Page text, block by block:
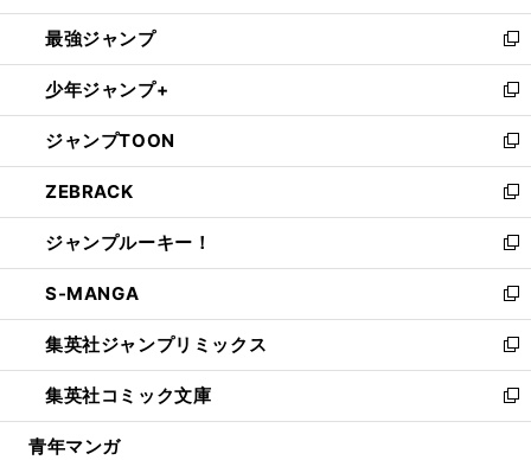
ン
ド
ウ
で
開
く
ウ
ィ
ン
ド
ウ
で
開
く
し
い
ウ
ィ
ン
ド
ウ
で
開
く
最強ジャンプ
新
し
い
ウ
ィ
ン
ド
ウ
で
開
く
少年ジャンプ+
新
し
い
ウ
ィ
ン
ド
ウ
で
開
く
ジャンプTOON
新
し
い
ウ
ィ
ン
ド
ウ
で
開
く
ZEBRACK
新
し
い
ウ
ィ
ン
ド
ウ
で
開
ジャンプルーキー！
新
し
い
ウ
ィ
ン
ド
ウ
S-MANGA
新
し
い
ウ
ィ
ン
集英社ジャンプリミックス
新
し
い
ウ
集英社コミック文庫
新
し
青年マンガ